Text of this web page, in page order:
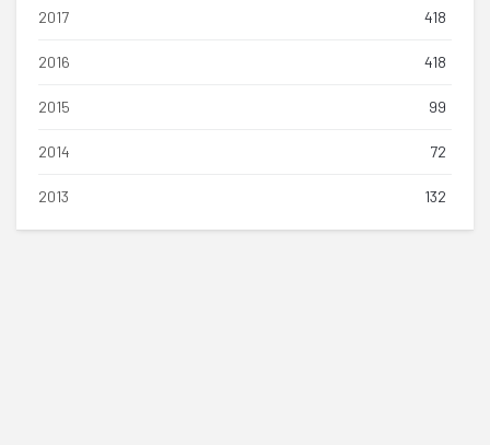
2017 418
2016 418
2015 99
2014 72
2013 132